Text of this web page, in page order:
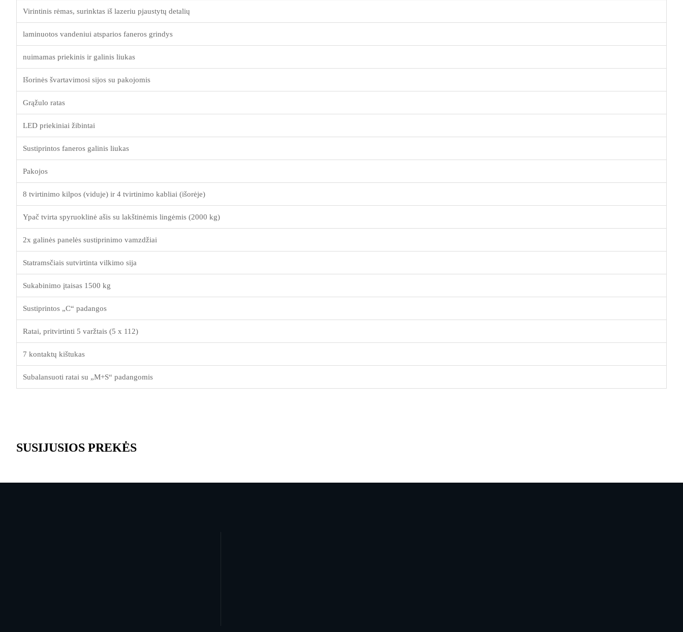
Virintinis rėmas, surinktas iš lazeriu pjaustytų detalių
laminuotos vandeniui atsparios faneros grindys
nuimamas priekinis ir galinis liukas
Išorinės švartavimosi sijos su pakojomis
Grąžulo ratas
LED priekiniai žibintai
Sustiprintos faneros galinis liukas
Pakojos
8 tvirtinimo kilpos (viduje) ir 4 tvirtinimo kabliai (išorėje)
Ypač tvirta spyruoklinė ašis su lakštinėmis lingėmis (2000 kg)
2x galinės panelės sustiprinimo vamzdžiai
Statramsčiais sutvirtinta vilkimo sija
Sukabinimo įtaisas 1500 kg
Sustiprintos „C“ padangos
Ratai, pritvirtinti 5 varžtais (5 x 112)
7 kontaktų kištukas
Subalansuoti ratai su „M+S“ padangomis
SUSIJUSIOS PREKĖS